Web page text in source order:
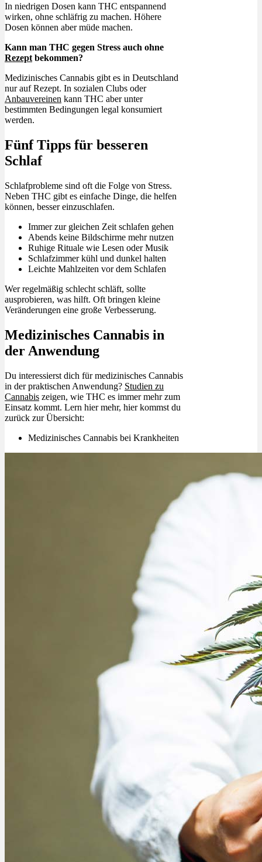
In niedrigen Dosen kann THC entspannend
wirken, ohne schläfrig zu machen. Höhere
Dosen können aber müde machen.
Kann man THC gegen Stress auch ohne
Rezept bekommen?
Medizinisches Cannabis gibt es in Deutschland
nur auf Rezept. In sozialen Clubs oder
Anbauvereinen kann THC aber unter
bestimmten Bedingungen legal konsumiert
werden.
Fünf Tipps für besseren
Schlaf
Schlafprobleme sind oft die Folge von Stress.
Neben THC gibt es einfache Dinge, die helfen
können, besser einzuschlafen.
Immer zur gleichen Zeit schlafen gehen
Abends keine Bildschirme mehr nutzen
Ruhige Rituale wie Lesen oder Musik
Schlafzimmer kühl und dunkel halten
Leichte Mahlzeiten vor dem Schlafen
Wer regelmäßig schlecht schläft, sollte
ausprobieren, was hilft. Oft bringen kleine
Veränderungen eine große Verbesserung.
Medizinisches Cannabis in
der Anwendung
Du interessierst dich für medizinisches Cannabis
in der praktischen Anwendung? Studien zu
Cannabis zeigen, wie THC es immer mehr zum
Einsatz kommt. Lern hier mehr, hier kommst du
zurück zur Übersicht:
Medizinisches Cannabis bei Krankheiten